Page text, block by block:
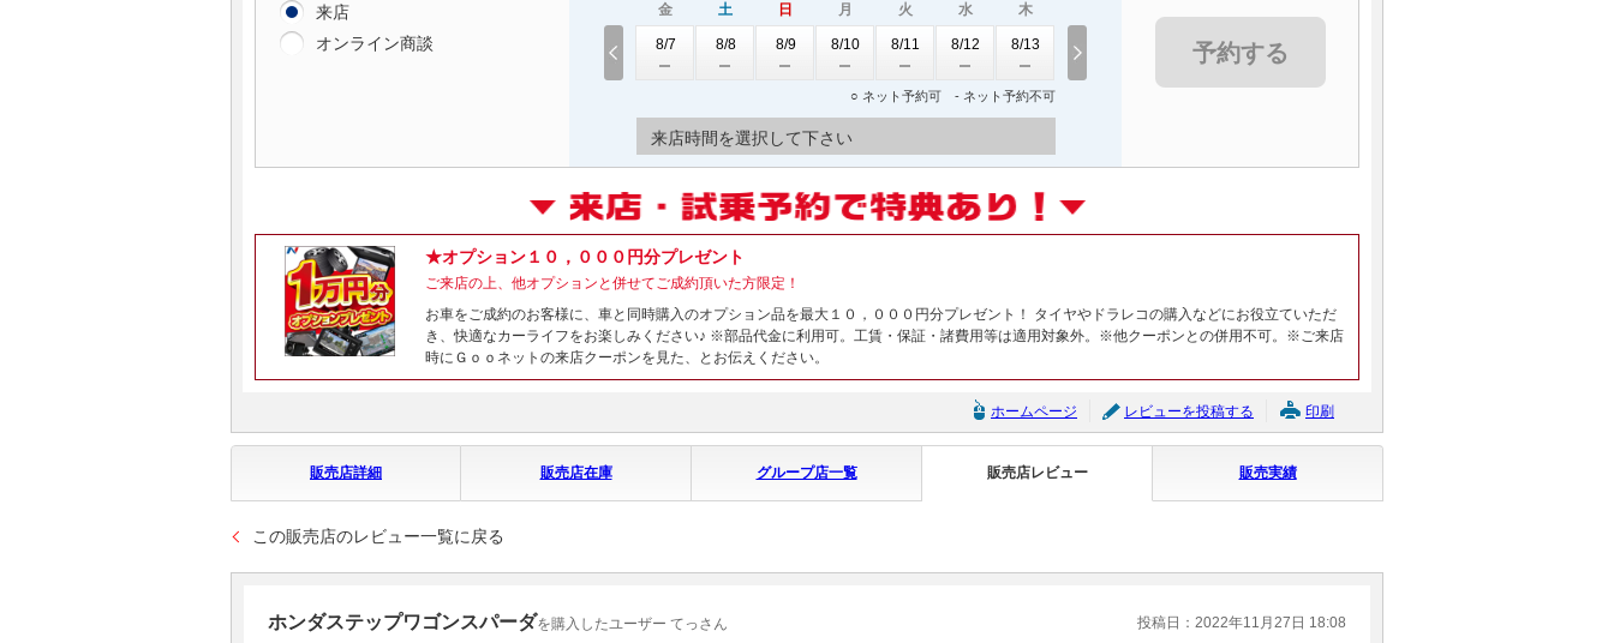
来店
オンライン商談
金
8/7
土
8/8
日
8/9
月
8/10
火
8/11
水
8/12
木
8/13
○ ネット予約可 - ネット予約不可
来店時間を選択して下さい
予約する
★オプション１０，０００円分プレゼント
ご来店の上、他オプションと併せてご成約頂いた方限定！
お車をご成約のお客様に、車と同時購入のオプション品を最大１０，０００円分プレゼント！ タイヤやドラレコの購入などにお役立ていただ
き、快適なカーライフをお楽しみください♪ ※部品代金に利用可。工賃・保証・諸費用等は適用対象外。※他クーポンとの併用不可。※ご来店
時にＧｏｏネットの来店クーポンを見た、とお伝えください。
ホームページ レビューを投稿する 印刷
販売店詳細 販売店在庫 グループ店一覧 販売店レビュー 販売実績
この販売店のレビュー一覧に戻る
ホンダステップワゴンスパーダを購入したユーザー てっさん 投稿日：2022年11月27日 18:08